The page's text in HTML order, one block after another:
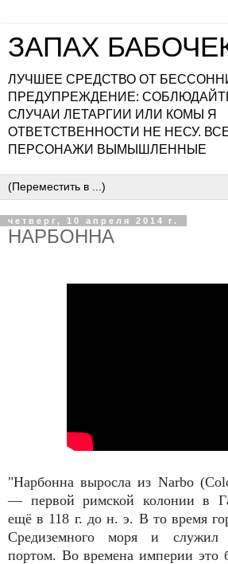
ЗАПАХ
ЛУЧШЕЕ СРЕДСТВО ОТ
ПРЕДУПРЕЖДЕНИЕ:
СЛУЧАИ ЛЕТАРГИИ ИЛИ КОМЫ Я
ОТВЕТСТВЕННОСТИ НЕ НЕСУ.
ПЕРСОНАЖИ ВЫМЫШЛЕННЫЕ
четверг, 10 апреля 2014 г.
НАРБОННА
"Нарбонна выросла из Narbo
— первой римской колонии в
ещё в 118 г. до н. э. В то время
Средиземного моря и
портом. Во времена империи это